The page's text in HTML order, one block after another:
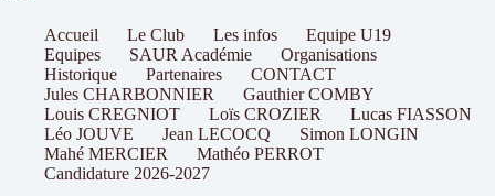
Accueil Le Club Les infos
Equipe U19
Equipes
SAUR Académie
Organisations
Historique
Partenaires
CONTACT
Jules CHARBONNIER
Gauthier COMBY
Louis CREGNIOT
Loïs CROZIER
Lucas FIASSON
Léo JOUVE
Jean LECOCQ
Simon LONGIN
Mahé MERCIER
Mathéo PERROT
Candidature 2026-2027